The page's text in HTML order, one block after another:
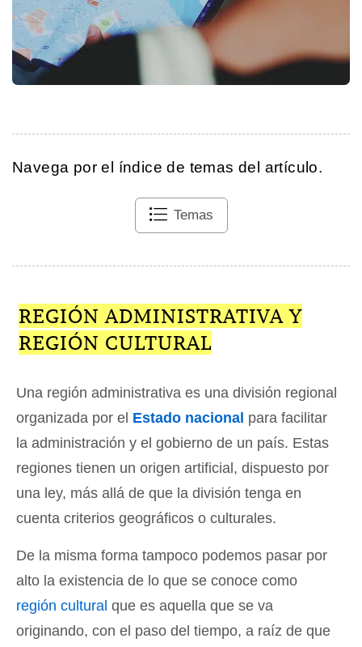
Navega por el índice de temas del artículo.
Temas
REGIÓN ADMINISTRATIVA Y
REGIÓN CULTURAL
Una región administrativa es una división regional
organizada por el Estado nacional para facilitar
la administración y el gobierno de un país. Estas
regiones tienen un origen artificial, dispuesto por
una ley, más allá de que la división tenga en
cuenta criterios geográficos o culturales.
De la misma forma tampoco podemos pasar por
alto la existencia de lo que se conoce como
región cultural que es aquella que se va
originando, con el paso del tiempo, a raíz de que